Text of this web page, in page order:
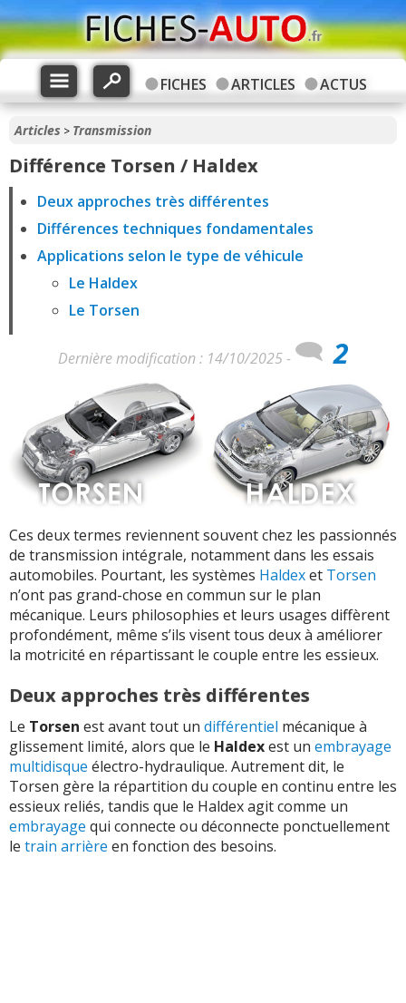
FICHES ARTICLES ACTUS
Articles > Transmission
Différence Torsen / Haldex
Deux approches très différentes
Différences techniques fondamentales
Applications selon le type de véhicule
Le Haldex
Le Torsen
Dernière modification : 14/10/2025 - 2
Ces deux termes reviennent souvent chez les passionnés
de transmission intégrale, notamment dans les essais
automobiles. Pourtant, les systèmes Haldexet Torsen
n’ont pas grand-chose en commun sur le plan
mécanique. Leurs philosophies et leurs usages diffèrent
profondément, même s’ils visent tous deux à améliorer
la motricité en répartissant le couple entre les essieux.
Deux approches très différentes
Le Torsen est avant tout un différentiel mécanique à
glissement limité, alors que le Haldexest un embrayage
multidisque électro-hydraulique. Autrement dit, le
Torsen gère la répartition du couple en continu entre les
essieux reliés, tandis que le Haldex agit comme un
embrayage qui connecte ou déconnecte ponctuellement
le train arrière en fonction des besoins.